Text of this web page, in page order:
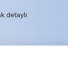
detaylı